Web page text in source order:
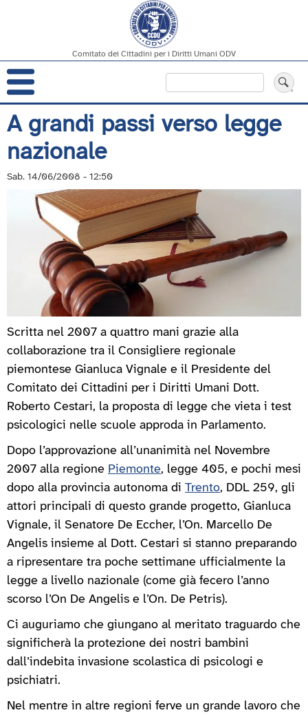
Salta
al
contenuto
principale
Comitato dei Cittadini per i Diritti Umani ODV
Navigazione
principale
A grandi passi verso legge
nazionale
Sab. 14/06/2008 - 12:50
Scritta nel 2007 a quattro mani grazie alla
collaborazione tra il Consigliere regionale
piemontese Gianluca Vignale e il Presidente del
Comitato dei Cittadini per i Diritti Umani Dott.
Roberto Cestari, la proposta di legge che vieta i test
psicologici nelle scuole approda in Parlamento.
Dopo l’approvazione all’unanimità nel Novembre
2007 alla regione Piemonte, legge 405, e pochi mesi
dopo alla provincia autonoma di Trento, DDL 259, gli
attori principali di questo grande progetto, Gianluca
Vignale, il Senatore De Eccher, l’On. Marcello De
Angelis insieme al Dott. Cestari si stanno preparando
a ripresentare tra poche settimane ufficialmente la
legge a livello nazionale (come già fecero l’anno
scorso l’On De Angelis e l’On. De Petris).
Ci auguriamo che giungano al meritato traguardo che
significherà la protezione dei nostri bambini
dall’indebita invasione scolastica di psicologi e
psichiatri.
Nel mentre in altre regioni ferve un grande lavoro che